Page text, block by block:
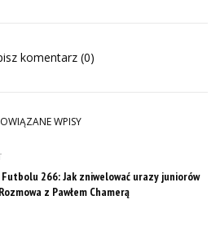
komentarz (0)
WPISY
Futbolu 266: Jak zniwelować urazy juniorów
z Pawłem Chamerą